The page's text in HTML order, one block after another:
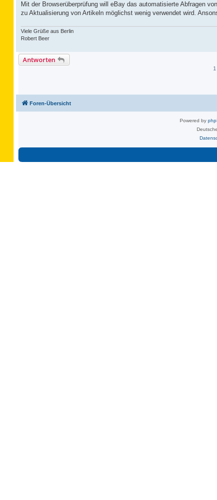
Mit der Browserüberprüfung will eBay das automatisierte Abfragen
zu Aktualisierung von Artikeln möglichst wenig verwendet wird.
Viele Grüße aus Berlin
Robert Beer
Antworten
Foren-Übersicht
Powered by